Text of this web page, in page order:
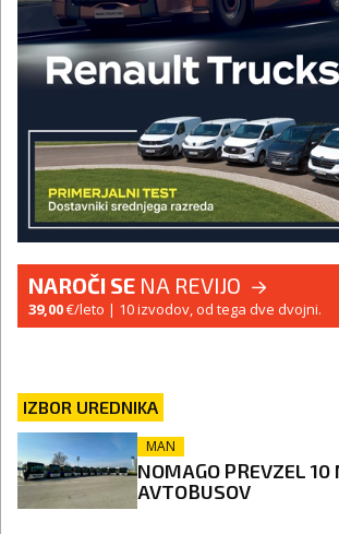
NAROČI SE NA REVIJO
39,00€/leto | 10 izvodov, od tega dve dvojni.
IZBOR UREDNIKA
MAN
NOMAGO PREVZEL 10
AVTOBUSOV